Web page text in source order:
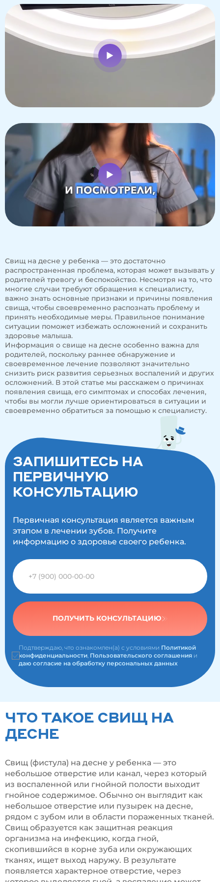
Зачем регулярно посещать детского стоматолога
Важность положительного отношения к
стоматологу
Свищ на десне у ребенка — это достаточно
распространенная проблема, которая может вызывать у
родителей тревогу и беспокойство. Несмотря на то, что
многие случаи требуют обращения к специалисту,
важно знать основные признаки и причины появления
свища, чтобы своевременно распознать проблему и
принять необходимые меры. Правильное понимание
ситуации поможет избежать осложнений и сохранить
здоровье малыша.
Информация о свище на десне особенно важна для
родителей, поскольку раннее обнаружение и
своевременное лечение позволяют значительно
снизить риск развития серьезных воспалений и других
осложнений. В этой статье мы расскажем о причинах
появления свища, его симптомах и способах лечения,
чтобы вы могли лучше ориентироваться в ситуации и
своевременно обратиться за помощью к специалисту.
ЗАПИШИТЕСЬ НА
ПЕРВИЧНУЮ
КОНСУЛЬТАЦИЮ
Первичная консультация является важным
этапом в лечении зубов. Получите
информацию о здоровье своего ребенка.
ПОЛУЧИТЬ КОНСУЛЬТАЦИЮ
Подтверждаю, что ознакомлен(а) с условиями Политикой
конфиденциальности Пользовательского соглашения и
даю согласие на обработку персональных данных
ЧТО ТАКОЕ СВИЩ НА
ДЕСНЕ
Свищ (фистула) на десне у ребенка — это
небольшое отверстие или канал, через который
из воспаленной или гнойной полости выходит
гнойное содержимое. Обычно он выглядит как
небольшое отверстие или пузырек на десне,
рядом с зубом или в области пораженных тканей.
Свищ образуется как защитная реакция
организма на инфекцию, когда гной,
скопившийся в корне зуба или окружающих
тканях, ищет выход наружу. В результате
появляется характерное отверстие, через